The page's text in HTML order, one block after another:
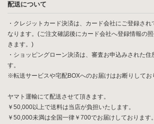
配送について
・クレジットカード決済は、カード会社にご登録され
なります。(ご注文確認後にカード会社へ登録情報の
きます。)
・ショッピングローン決済は、審査お申込みされた住
す。
※転送サービスや宅配BOXへのお届けはお断りしてお
ヤマト運輸にて配送させて頂きます。
￥50,000以上で送料は当店が負担いたします。
￥50,000未満は全国一律￥700でお届けしております。